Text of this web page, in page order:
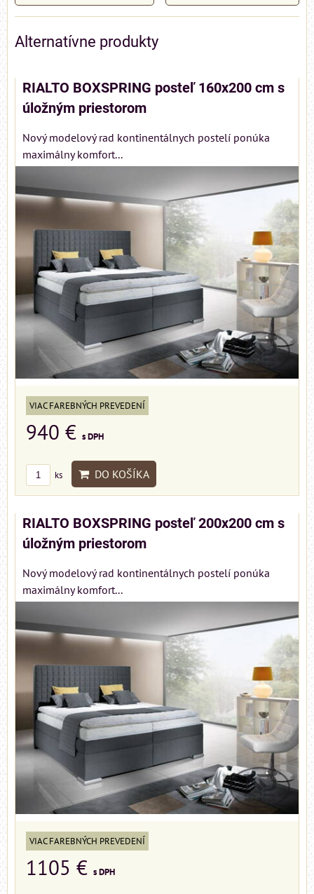
Alternatívne produkty
RIALTO BOXSPRING posteľ 160x200 cm s
úložným priestorom
Nový modelový rad kontinentálnych postelí ponúka
maximálny komfort...
VIAC FAREBNÝCH PREVEDENÍ
940 € s DPH
ks DO KOŠÍKA
RIALTO BOXSPRING posteľ 200x200 cm s
úložným priestorom
Nový modelový rad kontinentálnych postelí ponúka
maximálny komfort...
VIAC FAREBNÝCH PREVEDENÍ
1105 € s DPH